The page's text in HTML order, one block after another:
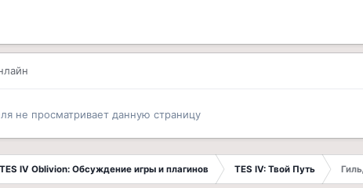
не просматривает данную страницу
TES IV Oblivion: Обсуждение игры и плагинов TES IV: Твой Путь